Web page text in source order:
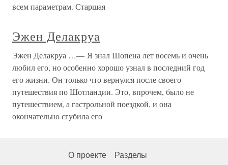
всем параметрам. Старшая
Эжен Делакруа
Эжен Делакруа …— Я знал Шопена лет восемь и очень
любил его, но особенно хорошо узнал в последний год
его жизни. Он только что вернулся после своего
путешествия по Шотландии. Это, впрочем, было не
путешествием, а гастрольной поездкой, и она
окончательно сгубила его
О проекте Разделы